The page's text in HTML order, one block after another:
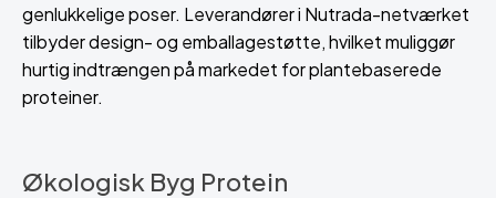
genlukkelige poser. Leverandører i Nutrada-netværket
tilbyder design- og emballagestøtte, hvilket muliggør
hurtig indtrængen på markedet for plantebaserede
proteiner.
Økologisk Byg Protein